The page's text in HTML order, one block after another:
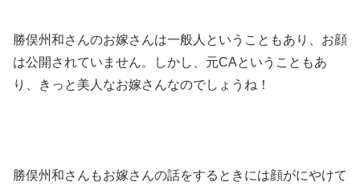
勝俣州和さんのお嫁さんは一般人ということもあり、お顔
は公開されていません。しかし、元CAということもあ
り、きっと美人なお嫁さんなのでしょうね！
勝俣州和さんもお嫁さんの話をするときには顔がにやけて